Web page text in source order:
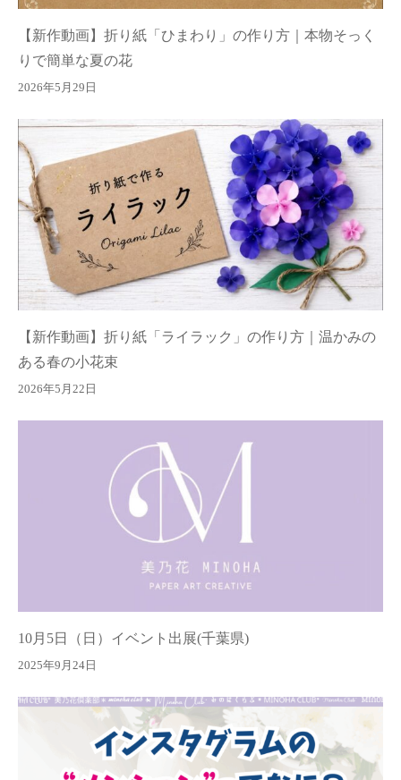
【新作動画】折り紙「ひまわり」の作り方｜本物そっく
りで簡単な夏の花
2026年5月29日
【新作動画】折り紙「ライラック」の作り方｜温かみの
ある春の小花束
2026年5月22日
10月5日（日）イベント出展(千葉県)
2025年9月24日